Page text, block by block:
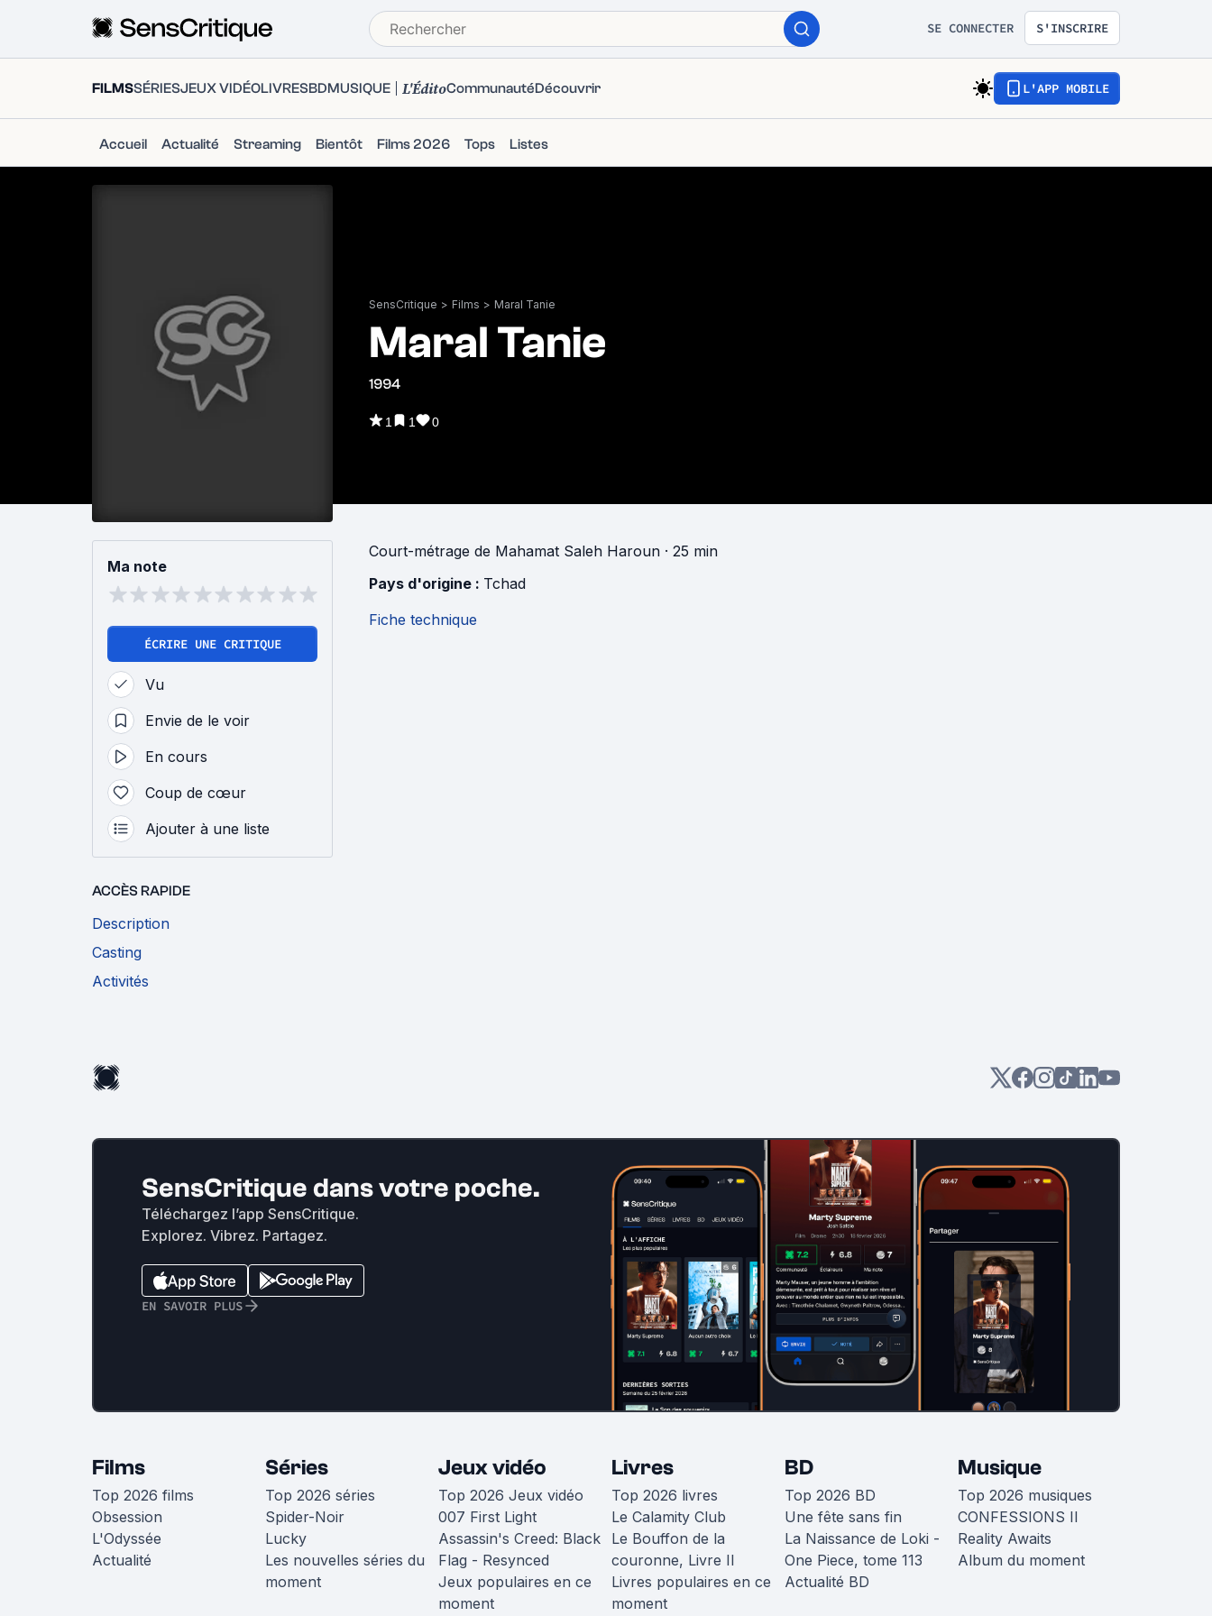
SE CONNECTER S'INSCRIRE
FILMSSÉRIESJEUX VIDÉOLIVRESBDMUSIQUE L'ÉditoCommunautéDécouvrir L'APP MOBILE
Accueil Actualité Streaming Bientôt Films 2026 Tops Listes
SensCritique > Films > Maral Tanie
Maral Tanie
1994
1 1 0
Ma note
ÉCRIRE UNE CRITIQUE
Vu
Envie de le voir
En cours
Coup de cœur
Ajouter à une liste
ACCÈS RAPIDE
Description
Casting
Activités
Court-métrage de Mahamat Saleh Haroun · 25 min
Pays d'origine : Tchad
Fiche technique
SensCritique dans votre poche.
Téléchargez l’app SensCritique.
Explorez. Vibrez. Partagez.
EN SAVOIR PLUS
Films
Top 2026 films
Obsession
L'Odyssée
Actualité
Séries
Top 2026 séries
Spider-Noir
Lucky
Les nouvelles séries du
moment
Jeux vidéo
Top 2026 Jeux vidéo
007 First Light
Assassin's Creed: Black
Flag - Resynced
Jeux populaires en ce
moment
Livres
Top 2026 livres
Le Calamity Club
Le Bouffon de la
couronne, Livre II
Livres populaires en ce
moment
BD
Top 2026 BD
Une fête sans fin
La Naissance de Loki -
One Piece, tome 113
Actualité BD
Musique
Top 2026 musiques
CONFESSIONS II
Reality Awaits
Album du moment